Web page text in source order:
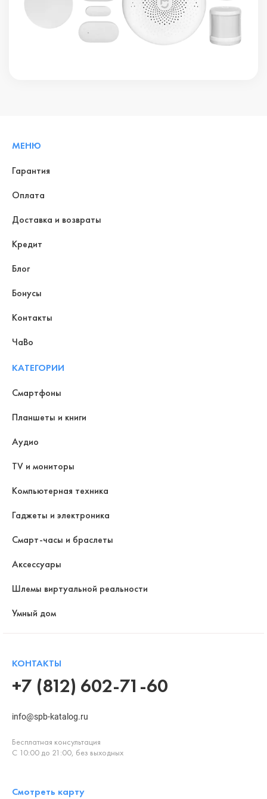
МЕНЮ
Гарантия
Оплата
Доставка и возвраты
Кредит
Блог
Бонусы
Контакты
ЧаВо
КАТЕГОРИИ
Смартфоны
Планшеты и книги
Аудио
TV и мониторы
Компьютерная техника
Гаджеты и электроника
Смарт-часы и браслеты
Аксессуары
Шлемы виртуальной реальности
Умный дом
КОНТАКТЫ
+7 (812) 602-71-60
info@spb-katalog.ru
Бесплатная консультация
С 10:00 до 21:00, без выходных
Смотреть карту